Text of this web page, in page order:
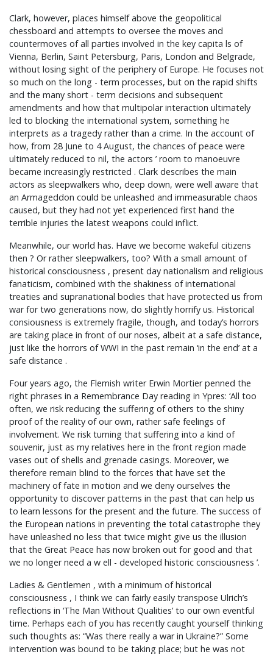
Clark, however, places himself above the geopolitical
chessboard and attempts to oversee the moves and
countermoves of all parties involved in the key capita ls of
Vienna, Berlin, Saint Petersburg, Paris, London and Belgrade,
without losing sight of the periphery of Europe. He focuses not
so much on the long - term processes, but on the rapid shifts
and the many short - term decisions and subsequent
amendments and how that multipolar interaction ultimately
led to blocking the international system, something he
interprets as a tragedy rather than a crime. In the account of
how, from 28 June to 4 August, the chances of peace were
ultimately reduced to nil, the actors ’ room to manoeuvre
became increasingly restricted . Clark describes the main
actors as sleepwalkers who, deep down, were well aware that
an Armageddon could be unleashed and immeasurable chaos
caused, but they had not yet experienced first hand the
terrible injuries the latest weapons could inflict.
Meanwhile, our world has. Have we become wakeful citizens
then ? Or rather sleepwalkers, too? With a small amount of
historical consciousness , present day nationalism and religious
fanaticism, combined with the shakiness of international
treaties and supranational bodies that have protected us from
war for two generations now, do slightly horrify us. Historical
consiousness is extremely fragile, though, and today’s horrors
are taking place in front of our noses, albeit at a safe distance,
just like the horrors of WWI in the past remain ‘in the end’ at a
safe distance .
Four years ago, the Flemish writer Erwin Mortier penned the
right phrases in a Remembrance Day reading in Ypres: ‘All too
often, we risk reducing the suffering of others to the shiny
proof of the reality of our own, rather safe feelings of
involvement. We risk turning that suffering into a kind of
souvenir, just as my relatives here in the front region made
vases out of shells and grenade casings. Moreover, we
therefore remain blind to the forces that have set the
machinery of fate in motion and we deny ourselves the
opportunity to discover patterns in the past that can help us
to learn lessons for the present and the future. The success of
the European nations in preventing the total catastrophe they
have unleashed no less that twice might give us the illusion
that the Great Peace has now broken out for good and that
we no longer need a w ell - developed historic consciousness ’.
Ladies & Gentlemen , with a minimum of historical
consciousness , I think we can fairly easily transpose Ulrich’s
reflections in ‘The Man Without Qualities’ to our own eventful
time. Perhaps each of you has recently caught yourself thinking
such thoughts as: “Was there really a war in Ukraine?” Some
intervention was bound to be taking place; but he was not